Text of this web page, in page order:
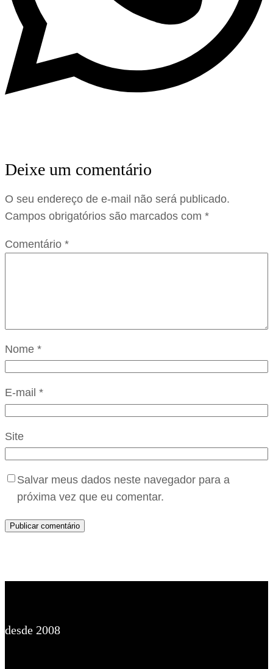
Deixe um comentário
O seu endereço de e-mail não será publicado.
Campos obrigatórios são marcados com *
Comentário *
Nome *
E-mail *
Site
Salvar meus dados neste navegador para a
próxima vez que eu comentar.
desde 2008